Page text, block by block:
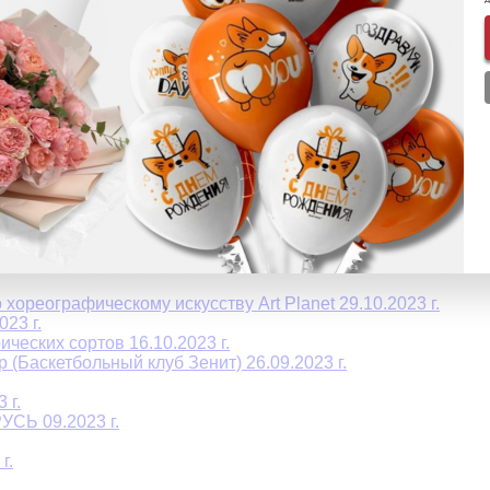
магазина "Aura of Bohemia" 08.09.2024 г.
г.
13.01.2024 г.
СПб 15.12.2023 г.
искусству Art Planet 29.10.2023 г.
г.
сортов 16.10.2023 г.
клуб Зенит) 26.09.2023 г.
г.
09.2023 г.